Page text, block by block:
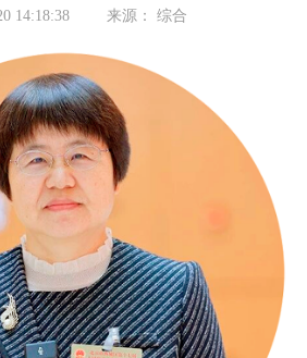
14:18:38 来源： 综合